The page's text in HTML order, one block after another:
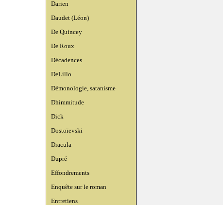
Darien
Daudet (Léon)
De Quincey
De Roux
Décadences
DeLillo
Démonologie, satanisme
Dhimmitude
Dick
Dostoïevski
Dracula
Dupré
Effondrements
Enquête sur le roman
Entretiens